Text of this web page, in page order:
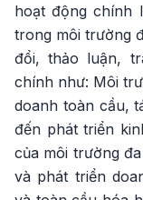
hoạt động chính
trong môi trường
đổi, thảo luận,
chính như: Môi
doanh toàn cầu,
đến phát triển
của môi trường
và phát triển